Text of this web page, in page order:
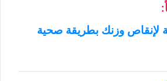
لإنقاص وزنك بطريقة صحية